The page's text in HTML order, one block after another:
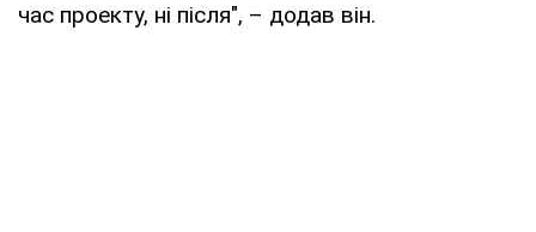
час проекту, ні після", – додав він.